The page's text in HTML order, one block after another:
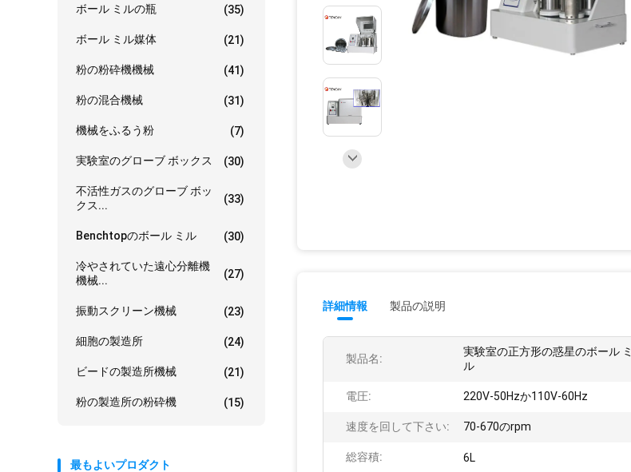
ボール ミルの瓶 (35)
ボール ミル媒体 (21)
粉の粉砕機機械 (41)
粉の混合機械 (31)
機械をふるう粉 (7)
実験室のグローブ ボックス (30)
不活性ガスのグローブ ボッ
クス...
(33)
Benchtopのボール ミル (30)
冷やされていた遠心分離機
機械...
(27)
振動スクリーン機械 (23)
細胞の製造所 (24)
ビードの製造所機械 (21)
粉の製造所の粉砕機 (15)
最もよいプロダクト
詳細情報 製品の説明
製品名:
実験室の正方形の惑星のボール ミ
ル
電圧: 220V-50Hzか110V-60Hz
速度を回して下さい: 70-670のrpm
総容積: 6L